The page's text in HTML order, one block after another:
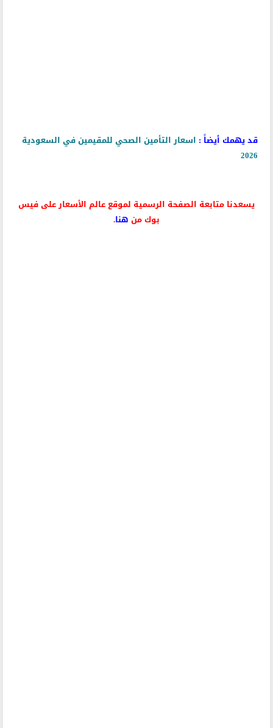
قد يهمك أيضاً : اسعار التأمين الصحي للمقيمين في السعودية
2026
يسعدنا متابعة الصفحة الرسمية لموقع عالم الأسعار على فيس
بوك من هنا.